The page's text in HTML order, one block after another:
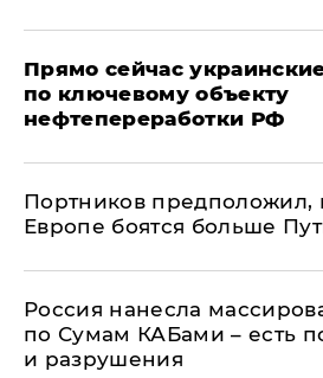
Прямо сейчас
по ключевому объекту
нефтепереработки РФ
Портников предположил,
Европе боятся больше
Россия нанесла
по Сумам КАБами – есть
и разрушения